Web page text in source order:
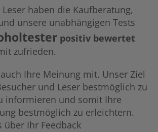
haben die Kaufberatung,
unsere unabhängigen Tests
positiv bewertet
zufrieden.
Ihre Meinung mit. Unser Ziel
und Leser bestmöglich zu
informieren und somit Ihre
bestmöglich zu erleichtern.
Ihr Feedback